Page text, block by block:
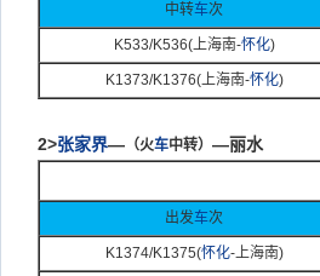
中转车次
K533/K536(上海南-怀化)
K1373/K1376(上海南-怀化)
2>张家界— （火车中转） —丽水
出发车次
K1374/K1375(怀化-上海南)